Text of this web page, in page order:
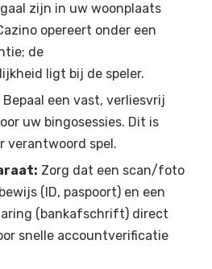
zijn in uw woonplaats
opereert onder een
de
ligt bij de speler.
Bepaal een vast, verliesvrij
uw bingosessies. Dit is
verantwoord spel.
Zorg dat een scan/foto
(ID, paspoort) en een
(bankafschrift) direct
snelle accountverificatie